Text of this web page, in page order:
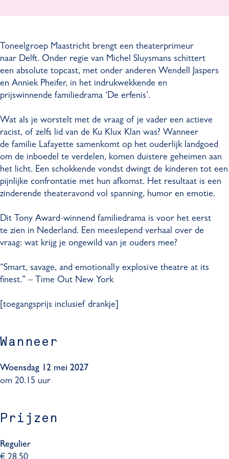
e
p
M
a
a
t
r
i
c
h
t
-
e
e
r
e
n
s
r
o
e
p
M
a
s
t
r
i
c
h
-
D
e
r
f
n
p
M
a
a
s
r
i
c
h
t
-
D
e
r
n
g
r
o
e
p
a
a
s
t
r
i
c
t
-
D
e
r
e
Toneelgroep Maastricht brengt een theaterprimeur
naar Delft. Onder regie van Michel Sluysmans schittert
een absolute topcast, met onder anderen Wendell Jaspers
en Anniek Pheifer, in het indrukwekkende en
prijswinnende familiedrama ‘De erfenis’.
Wat als je worstelt met de vraag of je vader een actieve
racist, of zelfs lid van de Ku Klux Klan was? Wanneer
de familie Lafayette samenkomt op het ouderlijk landgoed
om de inboedel te verdelen, komen duistere geheimen aan
het licht. Een schokkende vondst dwingt de kinderen tot een
pijnlijke confrontatie met hun afkomst. Het resultaat is een
zinderende theateravond vol spanning, humor en emotie.
Dit Tony Award-winnend familiedrama is voor het eerst
te zien in Nederland. Een meeslepend verhaal over de
vraag: wat krijg je ongewild van je ouders mee?
“Smart, savage, and emotionally explosive theatre at its
finest.” – Time Out New York
[toegangsprijs inclusief drankje]
Wanneer
Woensdag 12 mei 2027
om 20.15 uur
Prijzen
Regulier